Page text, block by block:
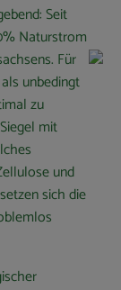
Seit
Naturstrom
Für
unbedingt
zu
mit
und
sich die